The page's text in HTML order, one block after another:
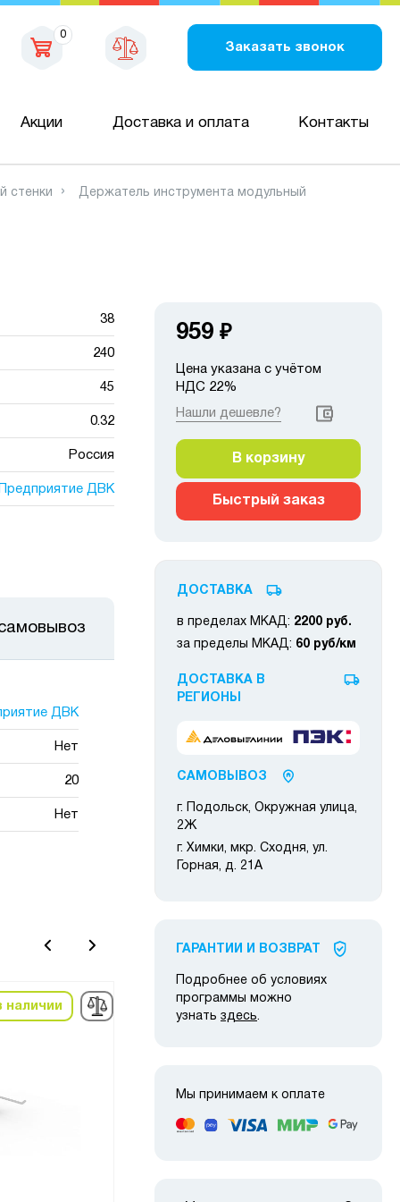
0
Заказать звонок
Акции Доставка и оплата Контакты
стенки Держатель инструмента модульный
38
240
45
0.32
Россия
Предприятие ДВК
ДВК
Нет
20
Нет
наличии
Снято с
производства
959 ₽
Цена указана с учётом
НДС 22%
Нашли дешевле?
В корзину
Быстрый заказ
ДОСТАВКА
в пределах МКАД: 2200 руб.
за пределы МКАД: 60 руб/км
ДОСТАВКА В
РЕГИОНЫ
САМОВЫВОЗ
г. Подольск, Окружная улица,
2Ж
г. Химки, мкр. Сходня, ул.
Горная, д. 21А
ГАРАНТИИ И ВОЗВРАТ
Подробнее об условиях
программы можно
узнать здесь.
Мы принимаем к оплате